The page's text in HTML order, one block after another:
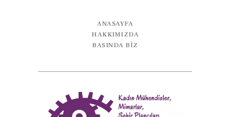
ANASAYFA
HAKKIMIZDA
BASINDA BİZ